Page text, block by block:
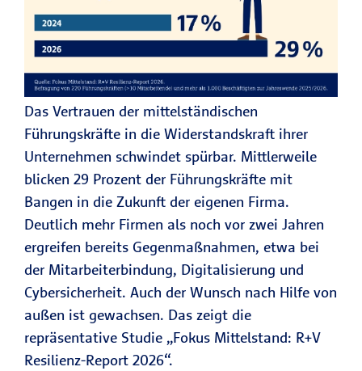
Das Vertrauen der mittelständischen
Führungskräfte in die Widerstandskraft ihrer
Unternehmen schwindet spürbar. Mittlerweile
blicken 29 Prozent der Führungskräfte mit
Bangen in die Zukunft der eigenen Firma.
Deutlich mehr Firmen als noch vor zwei Jahren
ergreifen bereits Gegenmaßnahmen, etwa bei
der Mitarbeiterbindung, Digitalisierung und
Cybersicherheit. Auch der Wunsch nach Hilfe von
außen ist gewachsen. Das zeigt die
repräsentative Studie „Fokus Mittelstand: R+V
Resilienz-Report 2026“.